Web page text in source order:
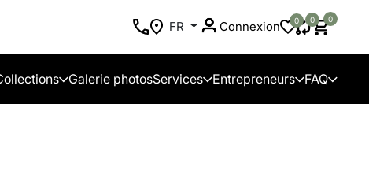
FR Connexion 0 0 0
Galerie photosServices Entrepreneurs FAQ